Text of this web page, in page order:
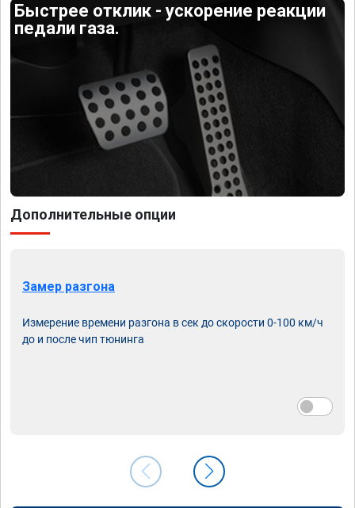
Быстрее отклик - ускорение реакции
педали газа.
Дополнительные опции
Замер разгона
Измерение времени разгона в сек до скорости 0-100 км/ч
до и после чип тюнинга